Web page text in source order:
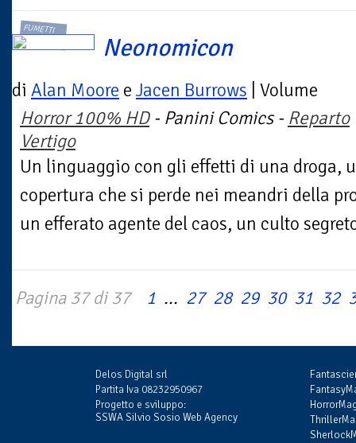
FUMETTI
Neonomicon
di Alan Moore e Jacen Burrows | Volume
Horror 100% HD- Panini Comics - Reparto
Vertigo
Un linguaggio con gli effetti di una droga,
copertura che si perde nei meandri della
un efferato agente del caos, un culto
Pagina 37 di 37 1 ... 27 28 29 30 31 32
Delos Digital srl
Partita Iva 08232950967
Progetto e sviluppo:
SSWA Silvio Sosio Web Agency